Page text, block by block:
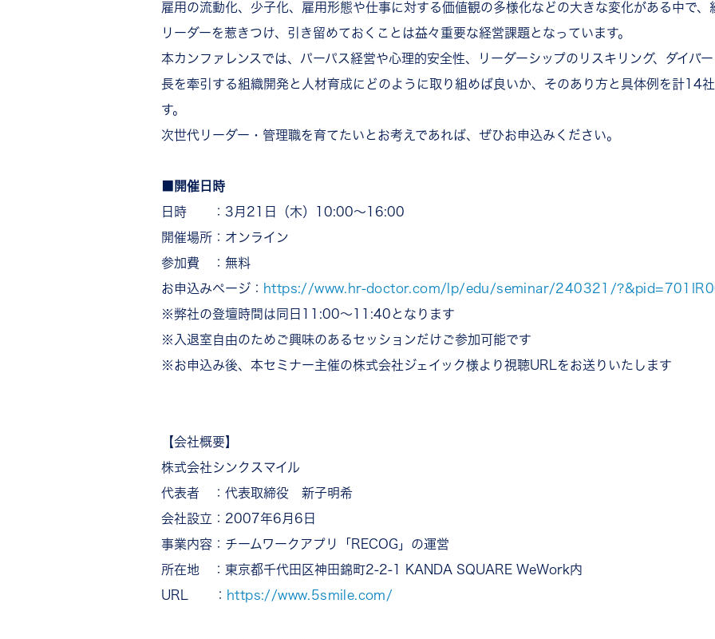
雇用の流動化、少子化、雇用形態や仕事に対する価値観の多様化などの大きな変化がある中で
リーダーを惹きつけ、引き留めておくことは益々重要な経営課題となっています。
本カンファレンスでは、パーパス経営や心理的安全性、リーダーシップのリスキリング、ダイバ
長を牽引する組織開発と人材育成にどのように取り組めば良いか、そのあり方と具体例を計14
す。
次世代リーダー・管理職を育てたいとお考えであれば、ぜひお申込みください。
■開催日時
日時 ：3月21日（木）10:00〜16:00
開催場所：オンライン
参加費 ：無料
お申込みページ： https://www.hr-doctor.com/lp/edu/seminar/240321/
※弊社の登壇時間は同日11:00～11:40となります
※入退室自由のためご興味のあるセッションだけご参加可能です
※お申込み後、本セミナー主催の株式会社ジェイック様より視聴URLをお送りいたします
【会社概要】
株式会社シンクスマイル
代表者 ：代表取締役 新子明希
会社設立：2007年6月6日
事業内容：チームワークアプリ「RECOG」の運営
所在地 ：東京都千代田区神田錦町2-2-1 KANDA SQUARE WeWork内
URL ： https://www.5smile.com/